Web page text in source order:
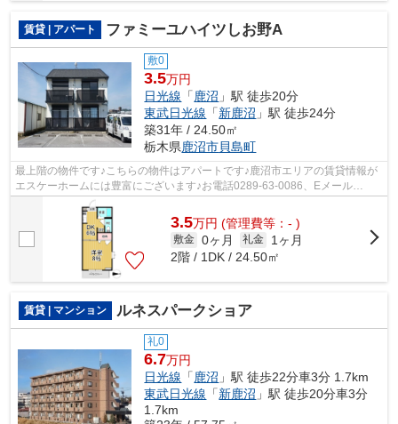
賃貸 | アパート ファミーユハイツしお野A
敷0
3.5万円
日光線 「 鹿沼 」駅 徒歩20分
東武日光線 「新鹿沼 」駅 徒歩24分
築31年 / 24.50㎡
栃木県鹿沼市貝島町
最上階の物件です♪こちらの物件はアパートです♪鹿沼市エリアの賃貸情報が
エスケーホームには豊富にございます♪お電話0289-63-0086、Eメール
sk.home2@r2.dion.ne.jpにてお気軽にお問い...
3.5万円 (管理費等：- )
敷金 0ヶ月 礼金
1ヶ月
2階 / 1DK / 24.50㎡
賃貸 | マンション ルネスパークショア
礼0
6.7万円
日光線 「 鹿沼 」駅 徒歩22分車3分 1.7km
東武日光線 「新鹿沼 」駅 徒歩20分車3分
1.7km